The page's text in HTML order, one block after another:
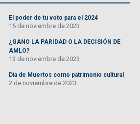
El poder de tu voto para el 2024
15 de noviembre de 2023
¿GANO LA PARIDAD O LA DECISIÓN DE
AMLO?
13 de noviembre de 2023
Día de Muertos como patrimonio cultural
2 de noviembre de 2023